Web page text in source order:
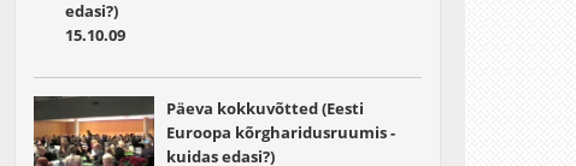
edasi?)
15.10.09
Päeva kokkuvõtted (Eesti
Euroopa kõrgharidusruumis -
kuidas edasi?)